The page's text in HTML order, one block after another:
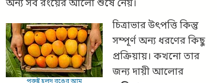
অন্য সব রংয়ের আলো শুষে নেয়।
চিত্রাভার উৎপত্তি কিন্তু
সম্পূর্ণ অন্য ধরণের কিছু
প্রক্রিয়ায়। কখনো তার
জন্য দায়ী আলোর